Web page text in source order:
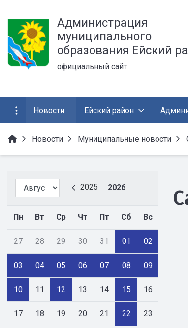
Администрация
муниципального
образования Ейский
официальный сайт
Новости Ейский район
Новости Муниципальные новости
2025 2026
Пн Вт Ср Чт Пт Сб Вс
27 28 29 30 31 01 02
03 04 05 06 07 08 09
10 11 12 13 14 15 16
17 18 19 20 21 22 23